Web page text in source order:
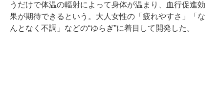
うだけで体温の輻射によって身体が温まり、血行促進効
果が期待できるという。大人女性の「疲れやすさ」「な
んとなく不調」などの“ゆらぎ”に着目して開発した。